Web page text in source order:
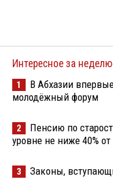
Интересное за неделю
1
В Абхазии
молодёжный форум
2
Пенсию по
уровне не ниже 40% от
3 Законы,